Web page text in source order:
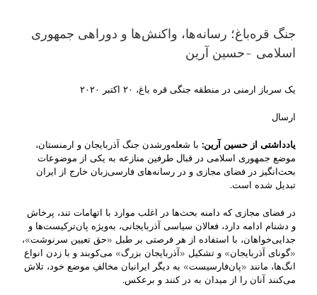
جنگ قره‌باغ؛ رسانه‌ها، واکنش‌ها و دوراهی جمهوری
اسلامی -حسین آرین
یک سرباز ارمنی در منطقه جنگی قره باغ، ۲۰ اکتبر ۲۰۲۰
ارسال
یادداشتی از حسین آرین: با شعله‌ورشدن جنگ آذربایجان و ارمنستان،
موضع جمهوری اسلامی در قبال طرفین منازعه به یکی از موضوعات
بحث‌انگیز در فضای مجازی و در رسانه‌های فارسی‌زبان خارج از ایران
تبدیل شده است.
در فضای مجازی که دامنه بحث‌ها در اغلب موارد با اتهامات تند، پرخاش
و دشنام ادامه دارد، فعالان سیاسی آذربایجانی، به‌ویژه پان‌ترکیست‌ها و
جدایی‌خواهان، با استفاده از هر فرصتی بر طبل «حق تعیین سرنوشت»،
«گونای آذربایجان» و تشکیل «آذربایجان بزرگ» می‌کوبند و با زدن انواع
انگ‌ها، مانند «پان‌فارسیست» به دیگر ایرانیان مخالفِ موضع خود، تلاش
می‌کنند آنان را از میدان به در کنند و برعکس.